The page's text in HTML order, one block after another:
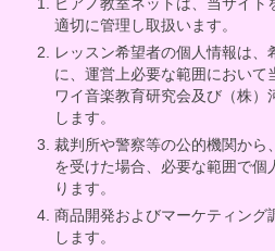
ピアノ教室ネットは、当サイト
適切に管理し取扱います。
レッスン希望者の個人情報は、
に、運営上必要な範囲において
ワイ音楽教育研究会及び（株）
します。
裁判所や警察等の公的機関から
を受けた場合、必要な範囲で個
ります。
商品開発およびマーケティング
します。